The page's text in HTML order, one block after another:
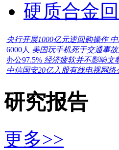
硬质合金
央行开展1000亿元逆回购操作
6000人 美国玩手机死于交通事
办公97.5% 经济疲软并不影响文
中信国安20亿入股有线电视网络
研究报告
更多>>